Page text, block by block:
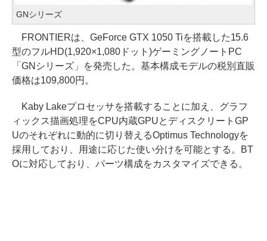
GNシリーズ
FRONTIERは、GeForce GTX 1050 Tiを搭載した15.6
型のフルHD(1,920×1,080ドット)ゲーミングノートPC
「GNシリーズ」を発売した。基本構成モデルの税別直販
価格は109,800円。
Kaby Lakeプロセッサを搭載することに加え、グラフ
ィックス描画処理をCPU内蔵GPUとディスクリートGP
Uのそれぞれに動的に切り替えるOptimus Technologyを
採用しており、用途に応じた使い分けを可能とする。BT
Oに対応しており、パーツ構成をカスタマイズできる。